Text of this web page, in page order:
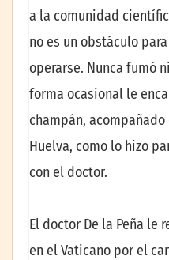
a la comunidad
no es un obstáculo
operarse. Nunca fumó
forma ocasional le
champán,
Huelva, como lo hizo
con el doctor.
El doctor De la Peña le
en el Vaticano por el